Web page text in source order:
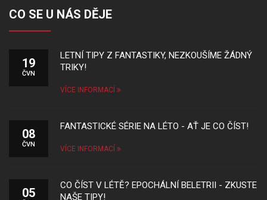
CO SE U NÁS DĚJE
19
ČVN
LETNÍ TIPY Z FANTASTIKY, NEZKOUŠÍME ŽÁDNÝ
TRIKY!
VÍCE INFORMACÍ
08
ČVN
FANTASTICKÉ SÉRIE NA LÉTO - AŤ JE CO ČÍST!
VÍCE INFORMACÍ
05
CO ČÍST V LÉTĚ? EPOCHÁLNÍ BELETRII - ZKUSTE
NAŠE TIPY!